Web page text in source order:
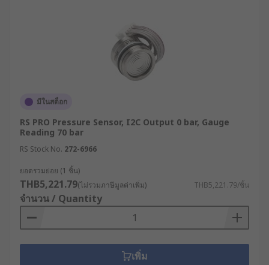
มีในสต็อก
RS PRO Pressure Sensor, I2C Output 0 bar, Gauge
Reading 70 bar
RS Stock No. 272-6966
ยอดรวมย่อย (1 ชิ้น)
THB5,221.79(ไม่รวมภาษีมูลค่าเพิ่ม) THB5,221.79/ชิ้น
จำนวน / Quantity
เพิ่ม